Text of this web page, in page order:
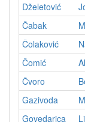
Dželetović
Čabak
Čolaković
Čomić
Čvoro
Gazivoda
Govedarica